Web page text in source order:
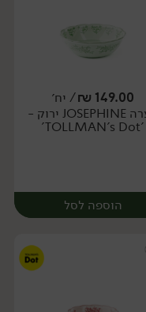
יח׳
149.00
₪/ יח׳
קערה JOSEPHINE ירוק -
'TOLLMAN's Dot'
הוספה לסל